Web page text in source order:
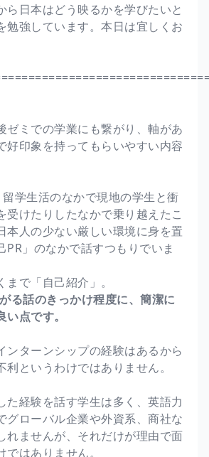
ら日本はどう映るかを学びたいと
勉強しています。本日は宜しくお
ゼミでの学業にも繋がり、軸があ
好印象を持ってもらいやすい内容
学生活のなかで現地の学生と衝
受けたりしたなかで乗り越えたこ
本人の少ない厳しい環境に身を置
PR」のなかで話すつもりでいま
で「自己紹介」。
る話のきっかけ程度に、簡潔に
点です。
ンターンシップの経験はあるから
というわけではありません。
た経験を話す学生は多く、英語力
グローバル企業や外資系、商社な
れませんが、それだけが理由で面
はありません。